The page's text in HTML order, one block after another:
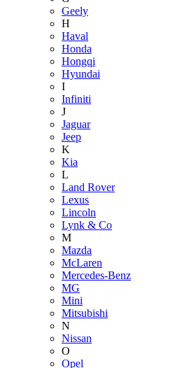
Geely
H
Haval
Honda
Hongqi
Hyundai
I
Infiniti
J
Jaguar
Jeep
K
Kia
L
Land Rover
Lexus
Lincoln
Lynk & Co
M
Mazda
McLaren
Mercedes-Benz
MG
Mini
Mitsubishi
N
Nissan
O
Opel